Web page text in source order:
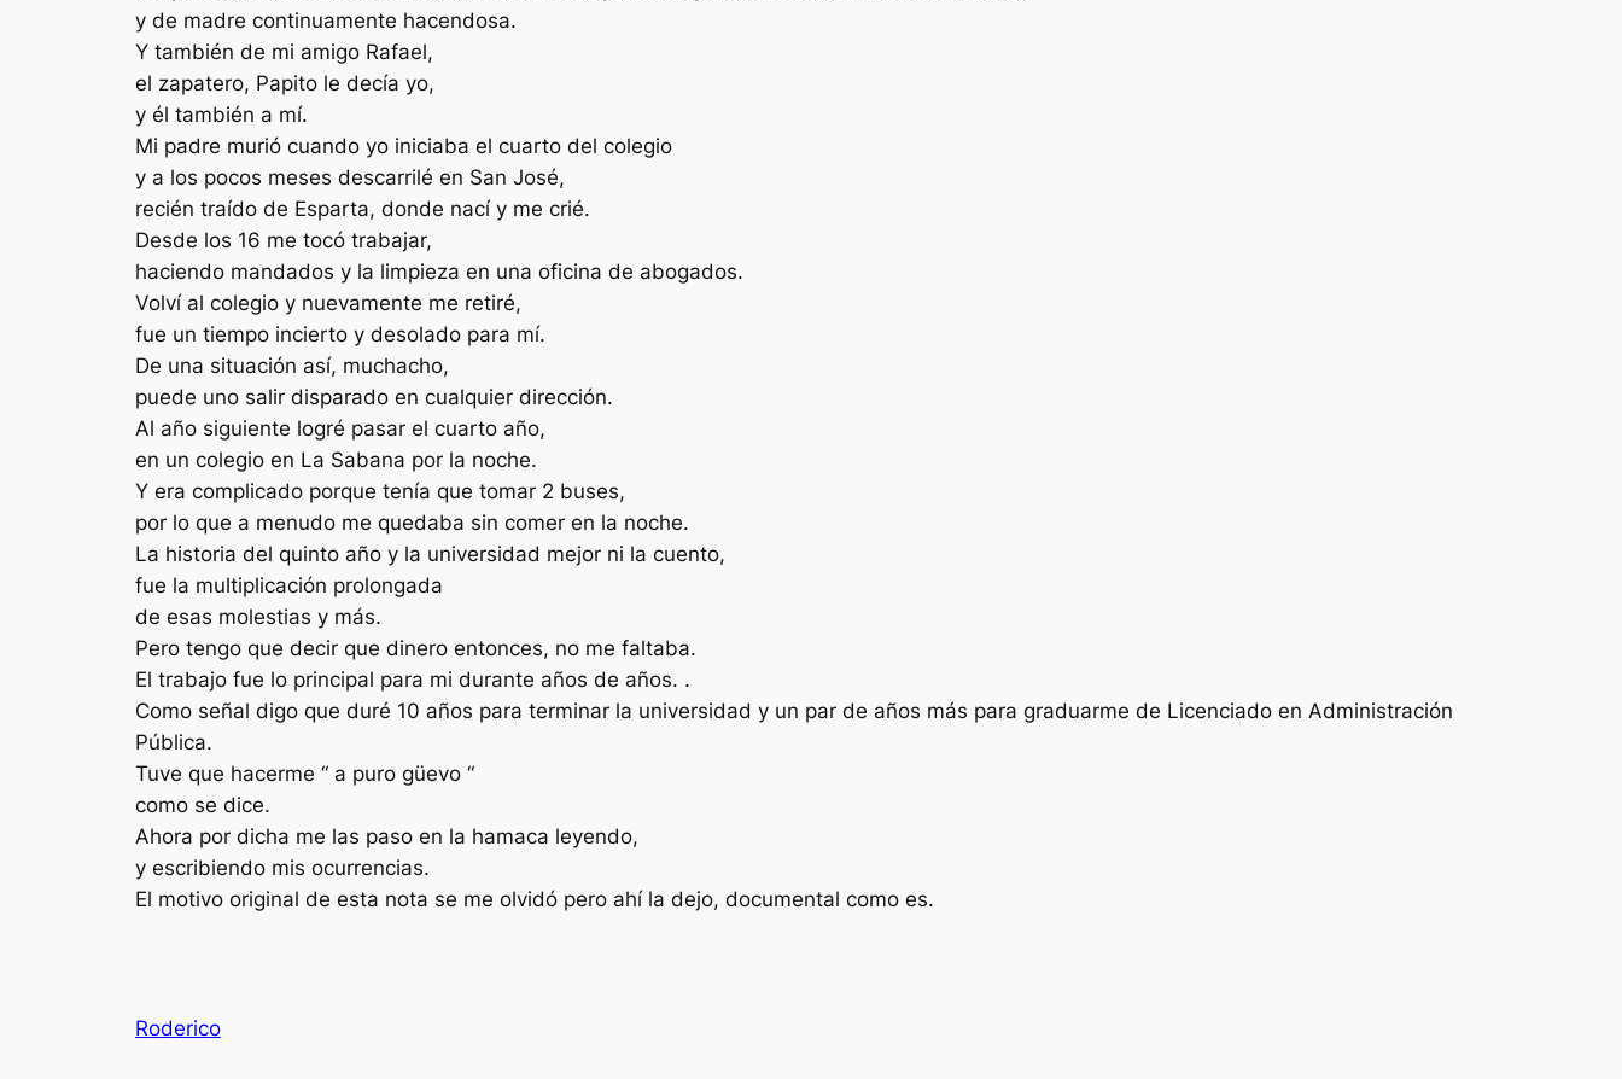
y de madre continuamente hacendosa.
Y también de mi amigo Rafael,
el zapatero, Papito le decía yo,
y él también a mí.
Mi padre murió cuando yo iniciaba el cuarto del colegio
y a los pocos meses descarrilé en San José,
recién traído de Esparta, donde nací y me crié.
Desde los 16 me tocó trabajar,
haciendo mandados y la limpieza en una oficina de abogados.
Volví al colegio y nuevamente me retiré,
fue un tiempo incierto y desolado para mí.
De una situación así, muchacho,
puede uno salir disparado en cualquier dirección.
Al año siguiente logré pasar el cuarto año,
en un colegio en La Sabana por la noche.
Y era complicado porque tenía que tomar 2 buses,
por lo que a menudo me quedaba sin comer en la noche.
La historia del quinto año y la universidad mejor ni la cuento,
fue la multiplicación prolongada
de esas molestias y más.
Pero tengo que decir que dinero entonces, no me faltaba.
El trabajo fue lo principal para mi durante años de años. .
Como señal digo que duré 10 años para terminar la universidad y un par de años más para graduarme de Licenciado en Administración
Pública.
Tuve que hacerme “ a puro güevo “
como se dice.
Ahora por dicha me las paso en la hamaca leyendo,
y escribiendo mis ocurrencias.
El motivo original de esta nota se me olvidó pero ahí la dejo, documental como es.
Roderico